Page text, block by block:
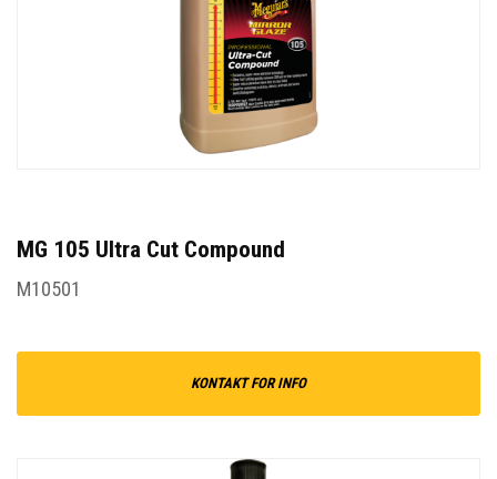
MG 105 Ultra Cut Compound
M10501
KONTAKT FOR INFO